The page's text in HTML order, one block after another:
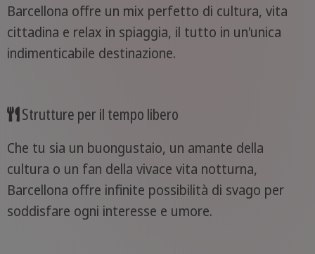
Barcellona offre un mix perfetto di cultura, vita
cittadina e relax in spiaggia, il tutto in un'unica
indimenticabile destinazione.
Strutture per il tempo libero
Che tu sia un buongustaio, un amante della
cultura o un fan della vivace vita notturna,
Barcellona offre infinite possibilità di svago per
soddisfare ogni interesse e umore.